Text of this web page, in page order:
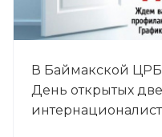
В Баймакской ЦРБ
День открытых